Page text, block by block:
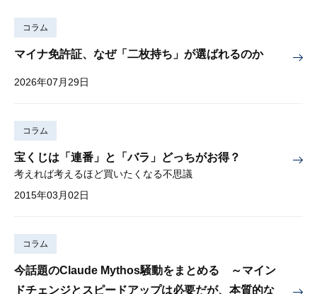
コラム
マイナ免許証、なぜ「二枚持ち」が選ばれるのか
2026年07月29日
コラム
宝くじは「連番」と「バラ」どっちがお得？
考えれば考えるほど買いたくなる不思議
2015年03月02日
コラム
今話題のClaude Mythos騒動をまとめる ～マイン
ドチェンジとスピードアップは必要だが、本質的な